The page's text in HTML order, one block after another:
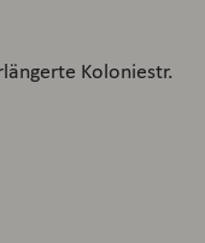
Koloniestr.